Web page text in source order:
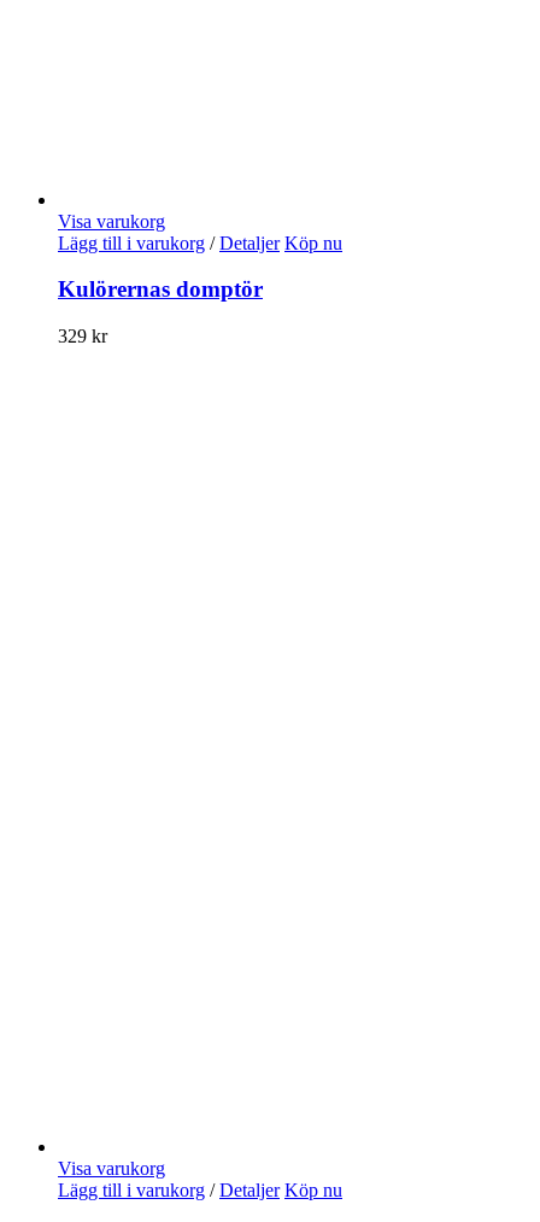
Visa varukorg
Lägg till i varukorg / Detaljer Köp nu
Kulörernas domptör
329 kr
Visa varukorg
Lägg till i varukorg / Detaljer Köp nu